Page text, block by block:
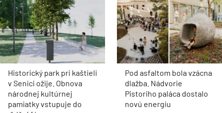
Historický park pri kaštieli
v Senici ožije. Obnova
národnej kultúrnej
pamiatky vstupuje do
Pod asfaltom bola vzácna
dlažba. Nádvorie
Pistoriho paláca dostalo
novú energiu